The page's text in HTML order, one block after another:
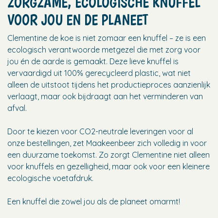
VOOR JOU EN DE PLANEET
Clementine de koe is niet zomaar een knuffel – ze is een
ecologisch verantwoorde metgezel die met zorg voor
jou én de aarde is gemaakt. Deze lieve knuffel is
vervaardigd uit 100% gerecycleerd plastic, wat niet
alleen de uitstoot tijdens het productieproces aanzienlijk
verlaagt, maar ook bijdraagt aan het verminderen van
afval.
Door te kiezen voor CO2-neutrale leveringen voor al
onze bestellingen, zet Maakeenbeer zich volledig in voor
een duurzame toekomst. Zo zorgt Clementine niet alleen
voor knuffels en gezelligheid, maar ook voor een kleinere
ecologische voetafdruk.
Een knuffel die zowel jou als de planeet omarmt!